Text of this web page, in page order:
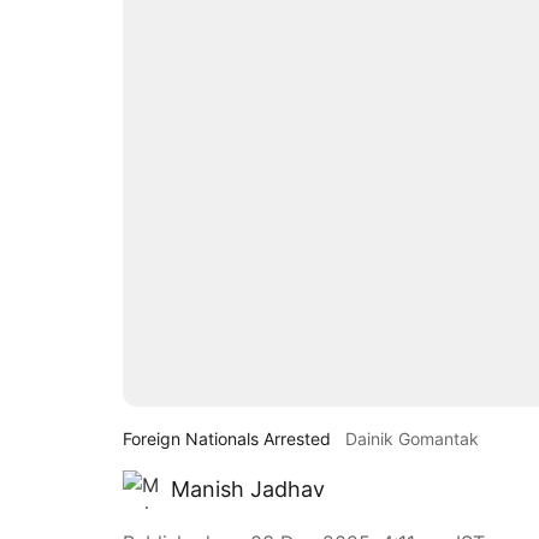
Foreign Nationals Arrested Dainik Gomantak
Manish Jadhav